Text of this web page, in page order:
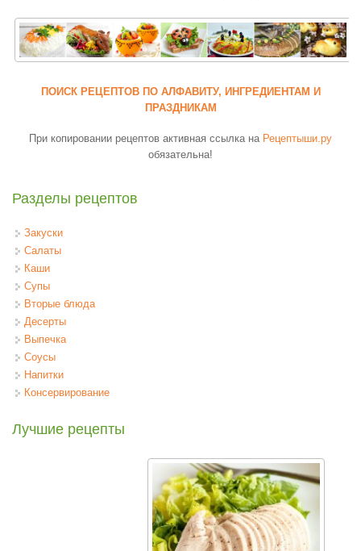
ПОИСК РЕЦЕПТОВ ПО АЛФАВИТУ, ИНГРЕДИЕНТАМ И
ПРАЗДНИКАМ
При копировании рецептов активная ссылка на Рецептыши.ру
обязательна!
Разделы рецептов
Закуски
Салаты
Каши
Супы
Вторые блюда
Десерты
Выпечка
Соусы
Напитки
Консервирование
Лучшие рецепты